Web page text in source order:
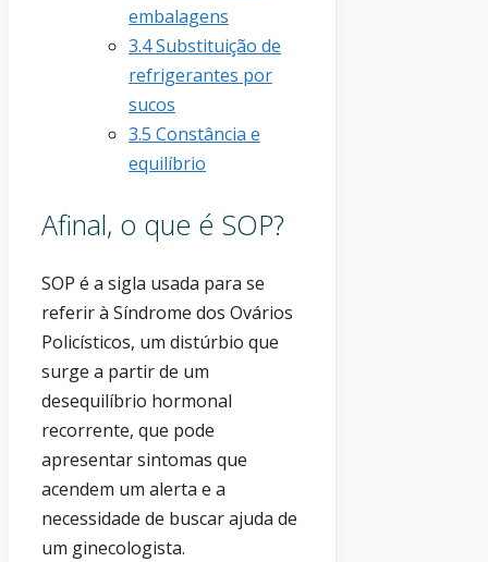
embalagens
3.4Substituição de
refrigerantes por
sucos
3.5 Constância e
equilíbrio
Afinal, o que é SOP?
SOP é a sigla usada para se
referir à Síndrome dos Ovários
Policísticos, um distúrbio que
surge a partir de um
desequilíbrio hormonal
recorrente, que pode
apresentar sintomas que
acendem um alerta e a
necessidade de buscar ajuda de
um ginecologista.